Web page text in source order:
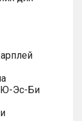
Ю-Эс-Би